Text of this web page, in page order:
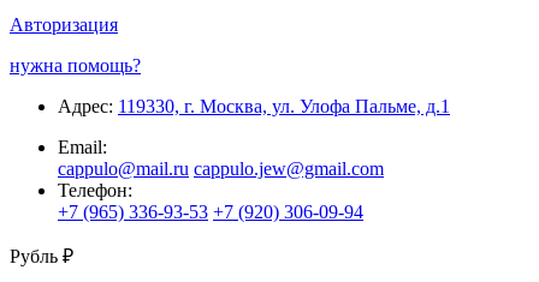
Авторизация
нужна помощь?
Адрес: 119330, г. Москва, ул. Улофа Пальме, д.1
Email:
cappulo@mail.ru cappulo.jew@gmail.com
Телефон:
+7 (965) 336-93-53 +7 (920) 306-09-94
Рубль ₽